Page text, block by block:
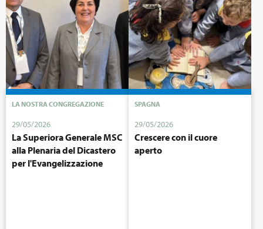
LA NOSTRA CONGREGAZIONE
29/05/2026
La Superiora Generale MSC
alla Plenaria del Dicastero
per l'Evangelizzazione
SPAGNA
29/05/2026
Crescere con il cuore
aperto